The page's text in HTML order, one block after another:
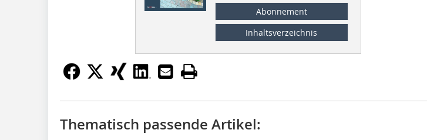
Abonnement
Inhaltsverzeichnis
Thematisch passende Artikel: